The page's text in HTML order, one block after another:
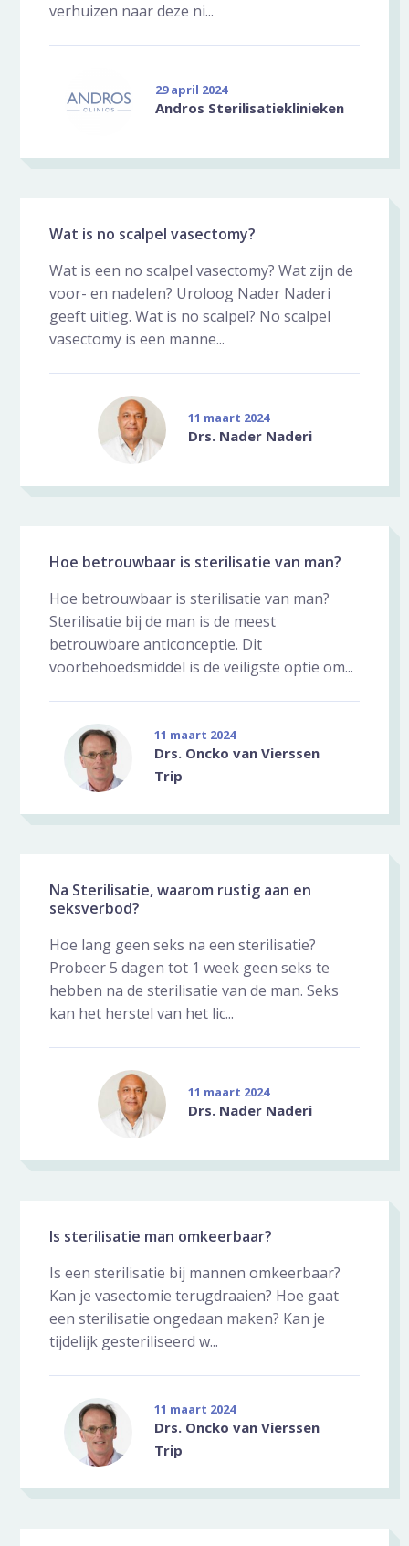
verhuizen naar deze ni...
29 april 2024
Andros Sterilisatieklinieken
Wat is no scalpel vasectomy?
Wat is een no scalpel vasectomy? Wat zijn de
voor- en nadelen? Uroloog Nader Naderi
geeft uitleg. Wat is no scalpel? No scalpel
vasectomy is een manne...
11 maart 2024
Drs. Nader Naderi
Hoe betrouwbaar is sterilisatie van man?
Hoe betrouwbaar is sterilisatie van man?
Sterilisatie bij de man is de meest
betrouwbare anticonceptie. Dit
voorbehoedsmiddel is de veiligste optie om...
11 maart 2024
Drs. Oncko van Vierssen
Trip
Na Sterilisatie, waarom rustig aan en
seksverbod?
Hoe lang geen seks na een sterilisatie?
Probeer 5 dagen tot 1 week geen seks te
hebben na de sterilisatie van de man. Seks
kan het herstel van het lic...
11 maart 2024
Drs. Nader Naderi
Is sterilisatie man omkeerbaar?
Is een sterilisatie bij mannen omkeerbaar?
Kan je vasectomie terugdraaien? Hoe gaat
een sterilisatie ongedaan maken? Kan je
tijdelijk gesteriliseerd w...
11 maart 2024
Drs. Oncko van Vierssen
Trip